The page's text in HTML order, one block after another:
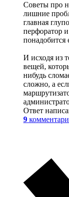
Советы про
лишние
главная
перфоратор
понадобится
И исходя из
вещей,
нибудь
сложно, а
Ответ
9